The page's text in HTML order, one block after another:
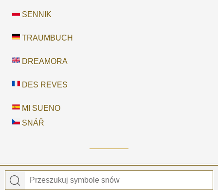
SENNIK
TRAUMBUCH
DREAMORA
DES REVES
MI SUENO
SNÁŘ
© 2026